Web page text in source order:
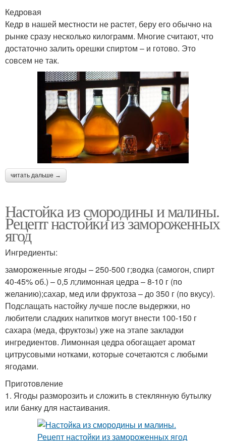
Кедровая
Кедр в нашей местности не растет, беру его обычно на
рынке сразу несколько килограмм. Многие считают, что
достаточно залить орешки спиртом – и готово. Это
совсем не так.
читать дальше →
Настойка из смородины и малины.
Рецепт настойки из замороженных
ягод
Ингредиенты:
замороженные ягоды – 250-500 г;водка (самогон, спирт
40-45% об.) – 0,5 л;лимонная цедра – 8-10 г (по
желанию);сахар, мед или фруктоза – до 350 г (по вкусу).
Подслащать настойку лучше после выдержки, но
любители сладких напитков могут внести 100-150 г
сахара (меда, фруктозы) уже на этапе закладки
ингредиентов. Лимонная цедра обогащает аромат
цитрусовыми нотками, которые сочетаются с любыми
ягодами.
Приготовление
1. Ягоды разморозить и сложить в стеклянную бутылку
или банку для настаивания.